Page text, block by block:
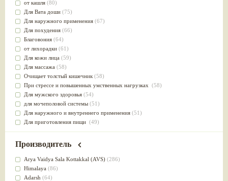
от кашля (80)
Для Вата доши (75)
Для наружного применения (67)
Для похудения (66)
Благовония (64)
от лихорадки (61)
Для кожи лица (59)
Для массажа (58)
Очищает толстый кишечник (58)
При стрессе и повышенных умственных нагрузках (58)
Для мужского здоровья (54)
для мочеполовой системы (51)
Для наружного и внутреннего применения (51)
Для приготовления пищи (49)
от инфекций мочеполовой системы(49)
для суставов
Лечит опухоли и отеки(46)
Для медитации
выводит токсины
Производитель
Arya Vaidya Sala Kottakkal (AVS) (286)
Himalaya (86)
Adarsh (64)